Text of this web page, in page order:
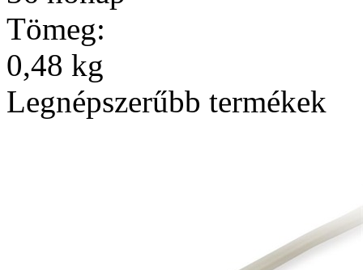
Tömeg:
0,48 kg
Legnépszerűbb termékek